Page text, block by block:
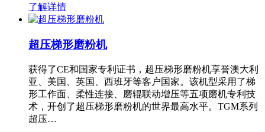
了解详情
超压梯形磨粉机
获得了CE和国家专利证书，超压梯形磨粉机享誉澳大利
亚、美国、英国、西班牙等客户国家。该机型采用了梯
形工作面、柔性连接、磨辊联动增压等五项磨机专利技
术，开创了超压梯形磨粉机的世界最高水平。TGM系列
超压…